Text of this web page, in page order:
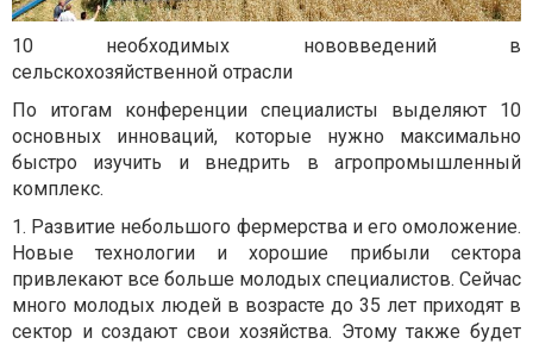
10 необходимых нововведений в
сельскохозяйственной отрасли
По итогам конференции специалисты выделяют 10
основных инноваций, которые нужно максимально
быстро изучить и внедрить в агропромышленный
комплекс.
1. Развитие небольшого фермерства и его омоложение.
Новые технологии и хорошие прибыли сектора
привлекают все больше молодых специалистов. Сейчас
много молодых людей в возрасте до 35 лет приходят в
сектор и создают свои хозяйства. Этому также будет